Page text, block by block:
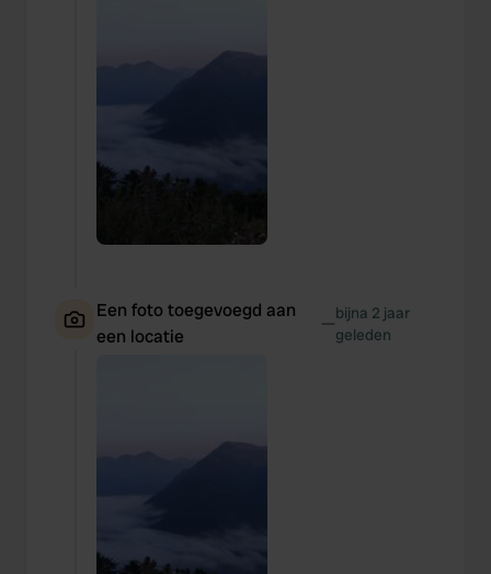
Een foto toegevoegd aan
een locatie
—bijna 2 jaar
geleden